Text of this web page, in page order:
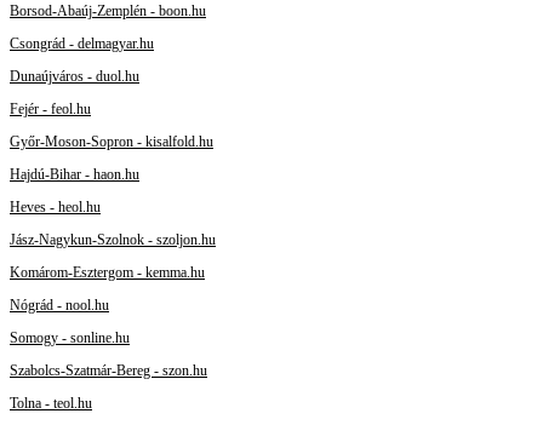
Borsod-Abaúj-Zemplén - boon.hu
Csongrád - delmagyar.hu
Dunaújváros - duol.hu
Fejér - feol.hu
Győr-Moson-Sopron - kisalfold.hu
Hajdú-Bihar - haon.hu
Heves - heol.hu
Jász-Nagykun-Szolnok - szoljon.hu
Komárom-Esztergom - kemma.hu
Nógrád - nool.hu
Somogy - sonline.hu
Szabolcs-Szatmár-Bereg - szon.hu
Tolna - teol.hu